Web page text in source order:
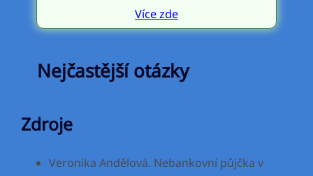
Více zde
Nejčastější otázky
Zdroje
Veronika Andělová. Nebankovní půjčka v